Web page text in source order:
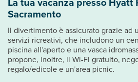
Sacramento
Il divertimento è assicurato grazie ad
servizi ricreativi, che includono un
piscina all'aperto e una vasca
propone, inoltre, il Wi-Fi gratuito,
regalo/edicole e un'area picnic.